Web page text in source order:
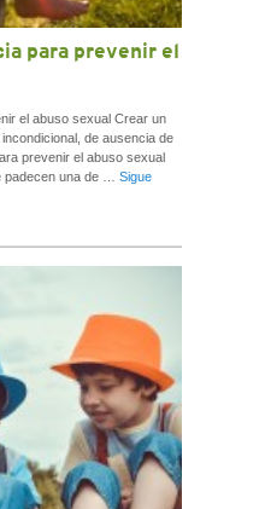
para prevenir el
el abuso sexual Crear un
de ausencia de
prevenir el abuso sexual
padecen una de … Sigue